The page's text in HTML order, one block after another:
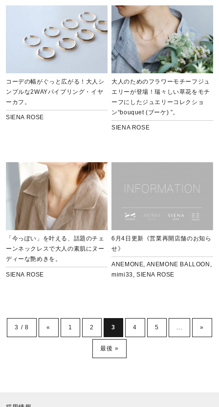
コーデの幅がぐっと広がる！大人シ
ンプルな2WAYパイプリング・イヤ
ーカフ。
SIENA ROSE
大人のためのフラワーモチーフジュ
エリーが登場！瑞々しい草花をモチ
ーフにしたジュエリーコレクショ
ン“bouquet (ブーケ) ”。
SIENA ROSE
「今っぽい」を叶える、話題のチェ
ーンネックレスで大人の素肌にヌー
ディーな艶めきを。
SIENA ROSE
6月4日更新《営業再開店舗のお知ら
せ》
ANEMONE ANEMONE BALLOON
mimi33
,SIENA ROSE
3 / 8 « 1 2 3 4 5 »
最後 »